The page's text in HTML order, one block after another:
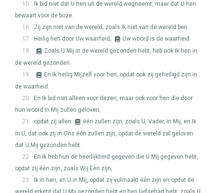
15
Ik bid niet dat U hen uit de wereld wegneemt, maar dat U hen
bewaart voor de boze.
16
Zij zijn niet van de wereld, zoals Ik niet van de wereld ben.
17
Heilig hen door Uw waarheid;
Uw woord is de waarheid.
18
Zoals U Mij in de wereld gezonden hebt, heb ook Ik hen in
de wereld gezonden.
19
En Ik heilig Mijzelf voor hen, opdat ook zij geheiligd zijn in
de waarheid.
20
En Ik bid niet alleen voor dezen, maar ook voor hen die door
hun woord in Mij zullen geloven,
21
opdat zij allen
één zullen zijn, zoals U, Vader, in Mij, en Ik
in U, dat ook zij in Ons één zullen zijn, opdat de wereld zal geloven
dat U Mij gezonden hebt.
22
En Ik heb hun de heerlijkheid gegeven die U Mij gegeven hebt,
opdat zij één zijn, zoals Wij Eén zijn;
23
Ik in hen, en U in Mij, opdat zij volmaakt één zijn en opdat de
wereld erkent dat U Mij gezonden hebt en hen liefgehad hebt, zoals U